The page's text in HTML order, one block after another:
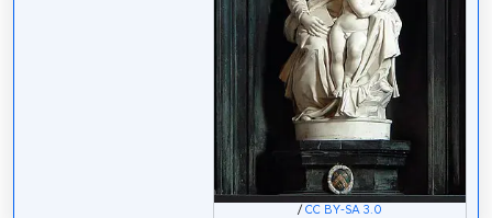
/CC BY-SA 3.0